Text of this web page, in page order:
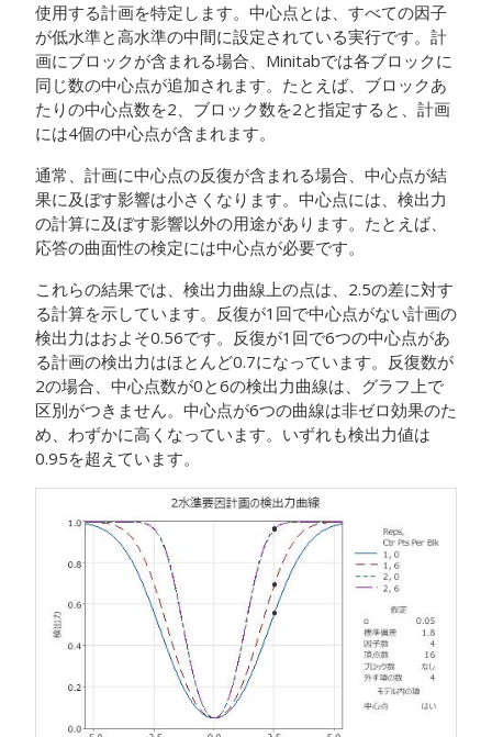
使用する計画を特定します。中心点とは、すべての因子
が低水準と高水準の中間に設定されている実行です。計
画にブロックが含まれる場合、Minitabでは各ブロックに
同じ数の中心点が追加されます。たとえば、ブロックあ
たりの中心点数を2、ブロック数を2と指定すると、計画
には4個の中心点が含まれます。
通常、計画に中心点の反復が含まれる場合、中心点が結
果に及ぼす影響は小さくなります。中心点には、検出力
の計算に及ぼす影響以外の用途があります。たとえば、
応答の曲面性の検定には中心点が必要です。
これらの結果では、検出力曲線上の点は、2.5の差に対す
る計算を示しています。反復が1回で中心点がない計画の
検出力はおよそ0.56です。反復が1回で6つの中心点があ
る計画の検出力はほとんど0.7になっています。反復数が
2の場合、中心点数が0と6の検出力曲線は、グラフ上で
区別がつきません。中心点が6つの曲線は非ゼロ効果のた
め、わずかに高くなっています。いずれも検出力値は
0.95を超えています。